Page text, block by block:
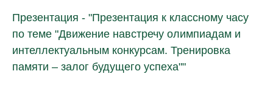
Презентация - "Презентация к классному часу
по теме "Движение навстречу олимпиадам и
интеллектуальным конкурсам. Тренировка
памяти – залог будущего успеха""